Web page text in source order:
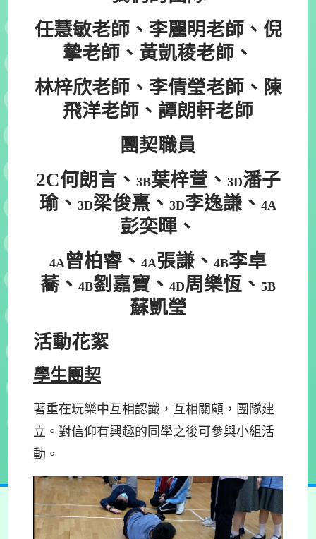
任慧敏老師、李麗明老師、倪
摯老師、黃凱稜老師、
林梓欣老師、李倩瑩老師、陳
飛洋老師、譚朗軒老師
團契職員
2C何朗言、 3B葉梓萱、 3D潘子
瑜、 3D梁俊熹、 3D李逸謙、 4A
彭奕暉、
4A曾柏睿、 4A張謙、 4B李卓
蕎、 4B劉嘉寶、 4D周樂恆、 5B
蘇凱瑩
活動花絮
學生團契
著重在玩樂中互相認識，互相關顧，團隊建
立。對信仰有興趣的同學之後可參與小組活
動。